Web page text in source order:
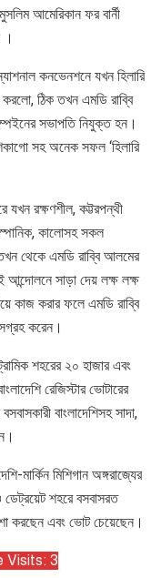
আমেরিকান ফর বার্নী
।
কনভেনশনে যখন হিলারি
করলো, ঠিক তখন এমডি রাব্বি
সভাপতি নিযুক্ত হন।
সহ অনেক সফল ‘হিলারি
যখন রক্ষণশীল, কট্টরপন্থী
কালোসহ সকল
থেকে এমডি রাব্বি আলমের
আন্দোলনে সাড়া দেয় লক্ষ লক্ষ
কাজ করার ফলে এমডি রাব্বি
করেন।
শহরের ২০ হাজার এবং
রেজিস্টার ভোটারের
বাংলাদেশিসহ সাদা,
মার্কিন মিশিগান অঙ্গরাজ্যের
শহরে বসবাসরত
করছেন এবং ভোট চেয়েছেন।
Visits: 3